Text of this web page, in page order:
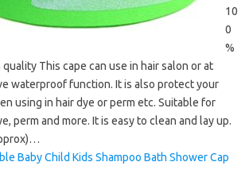
10
0
%
This cape can use in hair salon or at
waterproof function. It is also protect your
using in hair dye or perm etc. Suitable for
perm and more. It is easy to clean and lay up.
Baby Child Kids Shampoo Bath Shower Cap